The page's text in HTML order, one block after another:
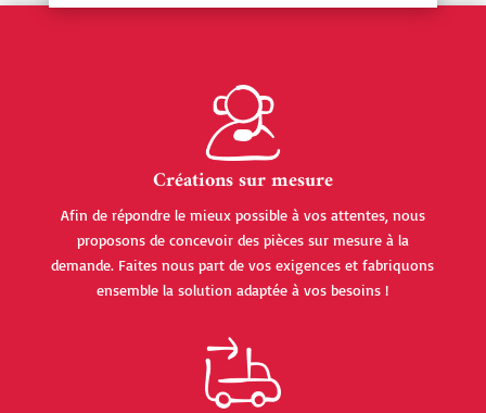
Créations sur mesure
Afin de répondre le mieux possible à vos attentes, nous
proposons de concevoir des pièces sur mesure à la
demande. Faites nous part de vos exigences et fabriquons
ensemble la solution adaptée à vos besoins !